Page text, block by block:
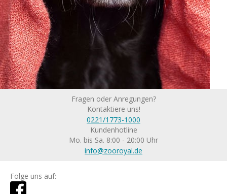
Fragen oder Anregungen?
Kontaktiere uns!
0221/1773-1000
Kundenhotline
Mo. bis Sa. 8:00 - 20:00 Uhr
info@zooroyal.de
Folge uns auf: